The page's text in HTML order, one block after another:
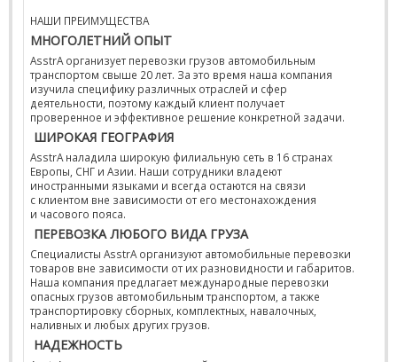
НАШИ ПРЕИМУЩЕСТВА
МНОГОЛЕТНИЙ ОПЫТ
AsstrA организует перевозки грузов автомобильным
транспортом свыше 20 лет. За это время наша компания
изучила специфику различных отраслей и сфер
деятельности, поэтому каждый клиент получает
проверенное и эффективное решение конкретной задачи.
ШИРОКАЯ ГЕОГРАФИЯ
AsstrA наладила широкую филиальную сеть в 16 странах
Европы, СНГ и Азии. Наши сотрудники владеют
иностранными языками и всегда остаются на связи
с клиентом вне зависимости от его местонахождения
и часового пояса.
ПЕРЕВОЗКА ЛЮБОГО ВИДА ГРУЗА
Специалисты AsstrA организуют автомобильные перевозки
товаров вне зависимости от их разновидности и габаритов.
Наша компания предлагает международные перевозки
опасных грузов автомобильным транспортом, а также
транспортировку сборных, комплектных, навалочных,
наливных и любых других грузов.
НАДЕЖНОСТЬ